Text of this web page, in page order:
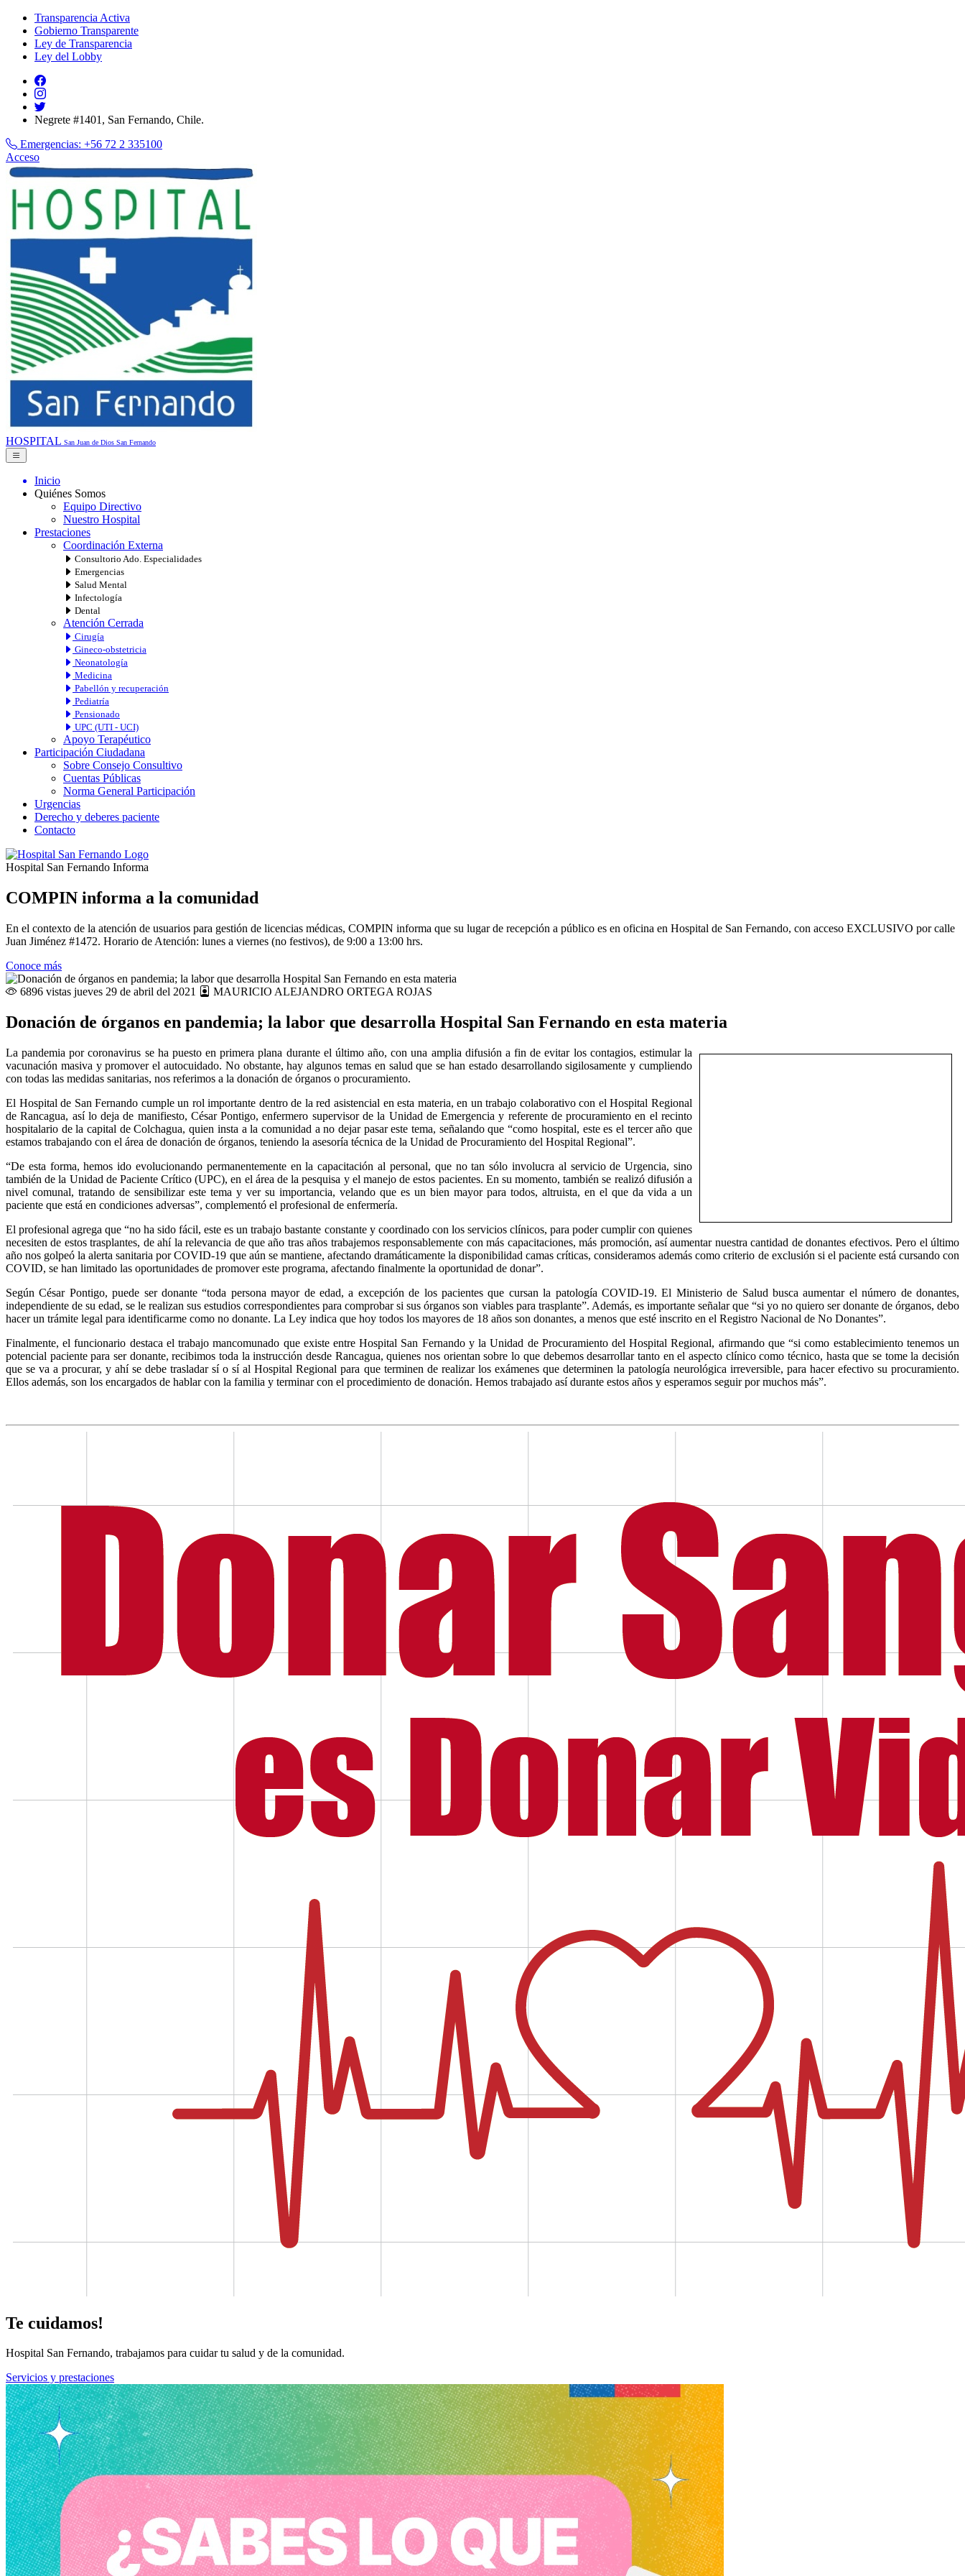
Transparencia Activa
Gobierno Transparente
Ley de Transparencia
Ley del Lobby
Negrete #1401, San Fernando, Chile.
Emergencias: +56 72 2 335100
Acceso
HOSPITAL San Juan de Dios San Fernando
Inicio
Quiénes Somos
Equipo Directivo
Nuestro Hospital
Prestaciones
Coordinación Externa
Consultorio Ado. Especialidades
Emergencias
Salud Mental
Infectología
Dental
Atención Cerrada
Cirugía
Gineco-obstetricia
Neonatología
Medicina
Pabellón y recuperación
Pediatría
Pensionado
UPC (UTI - UCI)
Apoyo Terapéutico
Participación Ciudadana
Sobre Consejo Consultivo
Cuentas Públicas
Norma General Participación
Urgencias
Derecho y deberes paciente
Contacto
Hospital San Fernando Informa
COMPIN informa a la comunidad
En el contexto de la atención de usuarios para gestión de licencias médicas, COMPIN informa que su lugar de recepción a público es en oficina en Hospital de San Fernando, con acceso EXCLUSIVO por calle
Juan Jiménez #1472. Horario de Atención: lunes a viernes (no festivos), de 9:00 a 13:00 hrs.
Conoce más
6896 vistas jueves 29 de abril del 2021 MAURICIO ALEJANDRO ORTEGA ROJAS
Donación de órganos en pandemia; la labor que desarrolla Hospital San Fernando en esta materia
La pandemia por coronavirus se ha puesto en primera plana durante el último año, con una amplia difusión a fin de evitar los contagios, estimular la
vacunación masiva y promover el autocuidado. No obstante, hay algunos temas en salud que se han estado desarrollando sigilosamente y cumpliendo
con todas las medidas sanitarias, nos referimos a la donación de órganos o procuramiento.
El Hospital de San Fernando cumple un rol importante dentro de la red asistencial en esta materia, en un trabajo colaborativo con el Hospital Regional
de Rancagua, así lo deja de manifiesto, César Pontigo, enfermero supervisor de la Unidad de Emergencia y referente de procuramiento en el recinto
hospitalario de la capital de Colchagua, quien insta a la comunidad a no dejar pasar este tema, señalando que “como hospital, este es el tercer año que
estamos trabajando con el área de donación de órganos, teniendo la asesoría técnica de la Unidad de Procuramiento del Hospital Regional”.
“De esta forma, hemos ido evolucionando permanentemente en la capacitación al personal, que no tan sólo involucra al servicio de Urgencia, sino
también de la Unidad de Paciente Crítico (UPC), en el área de la pesquisa y el manejo de estos pacientes. En su momento, también se realizó difusión a
nivel comunal, tratando de sensibilizar este tema y ver su importancia, velando que es un bien mayor para todos, altruista, en el que da vida a un
paciente que está en condiciones adversas”, complementó el profesional de enfermería.
El profesional agrega que “no ha sido fácil, este es un trabajo bastante constante y coordinado con los servicios clínicos, para poder cumplir con quienes
necesiten de estos trasplantes, de ahí la relevancia de que año tras años trabajemos responsablemente con más capacitaciones, más promoción, así aumentar nuestra cantidad de donantes efectivos. Pero el último
año nos golpeó la alerta sanitaria por COVID-19 que aún se mantiene, afectando dramáticamente la disponibilidad camas críticas, consideramos además como criterio de exclusión si el paciente está cursando con
COVID, se han limitado las oportunidades de promover este programa, afectando finalmente la oportunidad de donar”.
Según César Pontigo, puede ser donante “toda persona mayor de edad, a excepción de los pacientes que cursan la patología COVID-19. El Ministerio de Salud busca aumentar el número de donantes,
independiente de su edad, se le realizan sus estudios correspondientes para comprobar si sus órganos son viables para trasplante”. Además, es importante señalar que “si yo no quiero ser donante de órganos, debo
hacer un trámite legal para identificarme como no donante. La Ley indica que hoy todos los mayores de 18 años son donantes, a menos que esté inscrito en el Registro Nacional de No Donantes”.
Finalmente, el funcionario destaca el trabajo mancomunado que existe entre Hospital San Fernando y la Unidad de Procuramiento del Hospital Regional, afirmando que “si como establecimiento tenemos un
potencial paciente para ser donante, recibimos toda la instrucción desde Rancagua, quienes nos orientan sobre lo que debemos desarrollar tanto en el aspecto clínico como técnico, hasta que se tome la decisión
que se va a procurar, y ahí se debe trasladar sí o sí al Hospital Regional para que terminen de realizar los exámenes que determinen la patología neurológica irreversible, para hacer efectivo su procuramiento.
Ellos además, son los encargados de hablar con la familia y terminar con el procedimiento de donación. Hemos trabajado así durante estos años y esperamos seguir por muchos más”.
Te cuidamos!
Hospital San Fernando, trabajamos para cuidar tu salud y de la comunidad.
Servicios y prestaciones